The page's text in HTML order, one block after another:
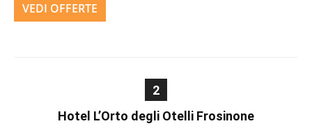
VEDI OFFERTE
2
Hotel L’Orto degli Otelli Frosinone